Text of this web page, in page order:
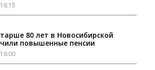
80 лет в Новосибирской
повышенные пенсии